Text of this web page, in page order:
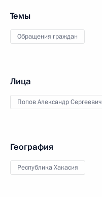
Темы
Обращения граждан
Лица
Попов Александр Сергеевич
География
Республика Хакасия